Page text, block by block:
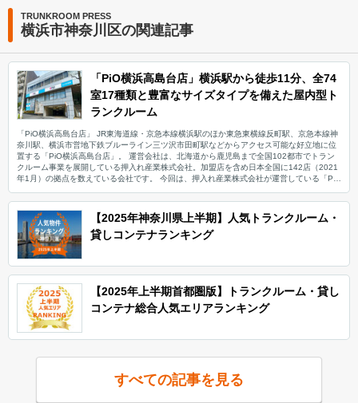
TRUNKROOM PRESS
横浜市神奈川区の関連記事
「PiO横浜高島台店」横浜駅から徒歩11分、全74
室17種類と豊富なサイズタイプを備えた屋内型ト
ランクルーム
「PiO横浜高島台店」 JR東海道線・京急本線横浜駅のほか東急東横線反町駅、京急本線神
奈川駅、横浜市営地下鉄ブルーライン三ツ沢市田町駅などからアクセス可能な好立地に位
置する「PiO横浜高島台店」。 運営会社は、北海道から鹿児島まで全国102都市でトラン
クルーム事業を展開している押入れ産業株式会社。加盟店を含め日本全国に142店（2021
年1月）の拠点を数えている会社です。 今回は、押入れ産業株式会社が運営している「PiO
教えてください。 カードキーやダイヤル式の鍵を設置する万全な防犯体制や、横浜駅をは
じめとする多くの駅から徒歩でアクセス可能な立地が「PiO横浜高島台店」の特長です。
また「PiO横浜高島台店」は地下駐車場を完備しておりますので、国道1号横浜新道や旧東
海道、首都高速神奈川2号三ツ沢線から車でアクセスすることも可能です。 収納スペース
に付属の棚板は、可動式のため高さの調整や取り外しも可能ですのでお客様のニーズに合
わせてスペースをアレンジしてご利用頂けます。「PiO横浜高島台店」では全74室を運営
しており、サイズタイプは0.2帖から4.0帖まで全17種類ございますのでお客様のご予算や
か？ 「PiO横浜高島台店」は周辺の沢渡エリアや高島台エリアにお住いのファミリー層の
お客様に、季節物の衣類や布団だけでなく、趣味の物やご家族の思い出の品などをお預け
頂いております。また、周辺にはオフィスも点在していることから法人のお客様に会社の
備品などの収納スペースとしてご利用頂いているケースもございます。 「PiO横浜高島台
店」には地下駐車場もございますので、国道1号横浜新道沿いや旧東海道沿いにお住いのお
セキュリティや安全面について教えてください。 「PiO横浜高島台店」は、入口にはカー
安心して大切な荷物を収納頂ける施設となっています。また施設内には防犯カメラも設置
しておりますので、24時間安心してご利用頂けます。 安全面だけでなく、大切なお荷物を
【2025年神奈川県上半期】人気トランクルーム・
貸しコンテナランキング
【2025年上半期首都圏版】トランクルーム・貸し
コンテナ総合人気エリアランキング
すべての記事を見る